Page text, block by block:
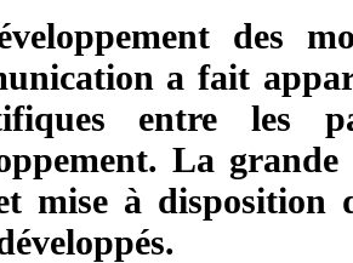
des
a fait
entre les
La
mise à disposition